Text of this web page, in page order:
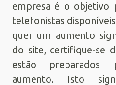
empresa é o objetivo
telefonistas
quer um aumento
do site, certifique-se
estão preparados
aumento. Isto